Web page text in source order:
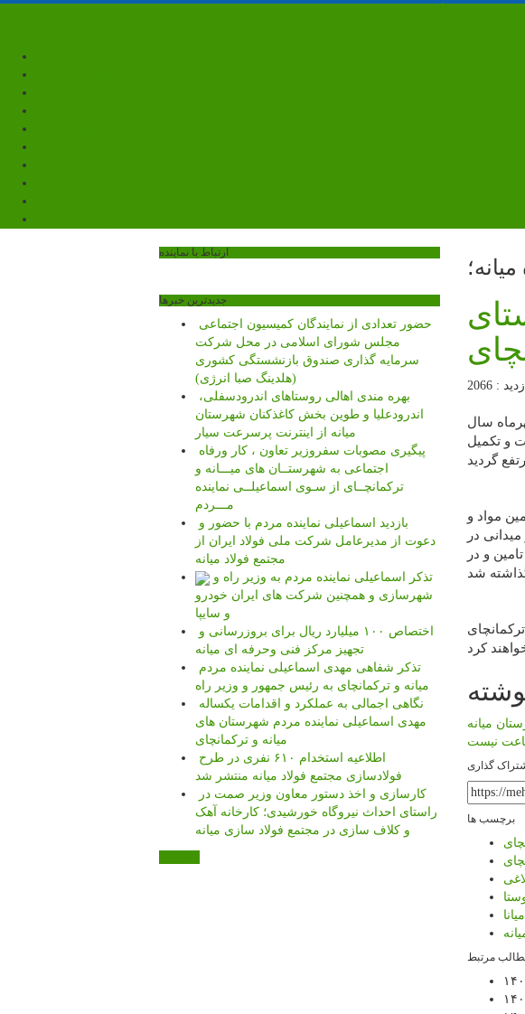
: 2066
و بازدید مهدی اسماعیلی از روستاهای بخش ترکمانچای در تاریخ ۱۹ مهرماه سال
و تکمیل
مواد و
در
و در
میانه
گذاری
برچسب ها
میانا
مرتبط
ارتباط با نماینده
جديدترين خبرها
مجلس شورای اسلامی در محل شرکت
سرمایه گذاری صندوق بازنشستگی کشوری
(هلدینگ صبا انرژی)
اندرودعلیا و طوین بخش کاغذکنان شهرستان
میانه از اینترنت پرسرعت سیار
اجتماعی به شهرستــان های میـــانه و
ترکمانچــای از سـوی اسماعیلــی نماینده
مـــردم
دعوت از مدیرعامل شرکت ملی فولاد ایران از
مجتمع فولاد میانه
شهرسازی و همچنین شرکت های ایران خودرو
و سایپا
تجهیز مرکز فنی وحرفه ای میانه
میانه و ترکمانچای به رئیس جمهور و وزیر راه
مهدی اسماعیلی نماینده مردم شهرستان های
میانه و ترکمانچای
فولادسازی مجتمع فولاد میانه منتشر شد
راستای احداث نیروگاه خورشیدی؛ کارخانه آهک
و کلاف سازی در مجتمع فولاد سازی میانه